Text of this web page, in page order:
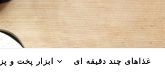
غذاهای چند دقیقه ای ابزار پخت و پز